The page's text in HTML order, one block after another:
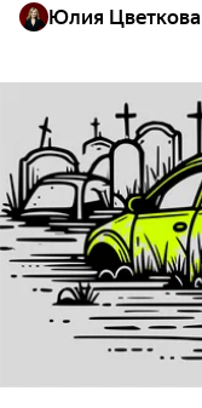
Юлия Цветкова